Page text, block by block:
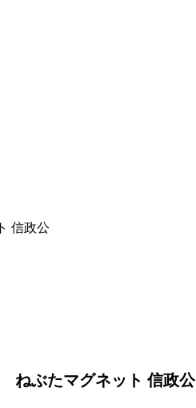
信政公
ねぶたマグネット 信政公